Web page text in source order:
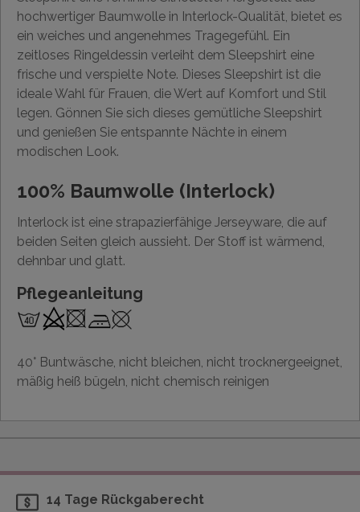
hochwertiger Baumwolle in Interlock-Qualität, bietet es
ein weiches und angenehmes Tragegefühl. Ein
zeitloses Ringeldessin verleiht dem Sleepshirt eine
frische und verspielte Note. Dieses Sleepshirt ist die
ideale Wahl für Frauen, die Wert auf Komfort und Stil
legen. Gönnen Sie sich dieses gemütliche Sleepshirt
und genießen Sie entspannte Nächte in einem
modischen Look.
100% Baumwolle (Interlock)
Interlock ist eine strapazierfähige Jerseyware, die auf
beiden Seiten gleich aussieht. Der Stoff ist wärmend,
dehnbar und glatt.
Pflegeanleitung
40° Buntwäsche, nicht bleichen, nicht trocknergeeignet,
mäßig heiß bügeln, nicht chemisch reinigen
14 Tage Rückgaberecht